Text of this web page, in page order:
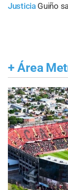
Justicia Guiño
+ Área